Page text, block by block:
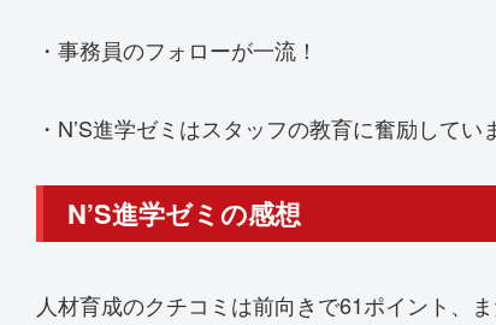
・事務員のフォローが一流！
・N’S進学ゼミはスタッフの教育に奮励してい
N’S進学ゼミの感想
人材育成のクチコミは前向きで61ポイント、